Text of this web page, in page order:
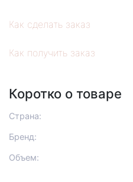
Как сделать заказ
Как получить заказ
Коротко о товаре
Страна:
Бренд:
Объем: